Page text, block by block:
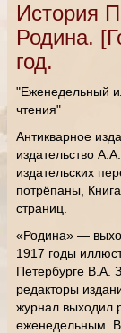
История
Родина.
год.
"Еженедельный
чтения"
Антикварное
издательство
издательских
потрёпаны,
страниц.
«Родина» —
1917 годы
Петербурге В.А.
редакторы
журнал выходил
еженедельным. В